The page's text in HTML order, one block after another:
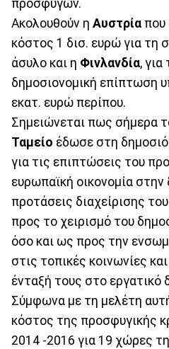
προσφύγων.
Ακολουθούν η Αυστρία που
κόστος 1 δισ. ευρώ για τη
άσυλο και η Φινλανδία, για
δημοσιονομική επίπτωση
εκατ. ευρώ περίπου.
Σημειώνεται πως σήμερα
Ταμείο έδωσε στη
για τις επιπτώσεις του
ευρωπαϊκή οικονομία στην
προτάσεις διαχείρισης
προς το χειρισμό του
όσο και ως προς την
στις τοπικές κοινωνίες
ένταξή τους στο εργατικό
Σύμφωνα με τη μελέτη
κόστος της προσφυγικής
2014 -2016 για 19 χώρες